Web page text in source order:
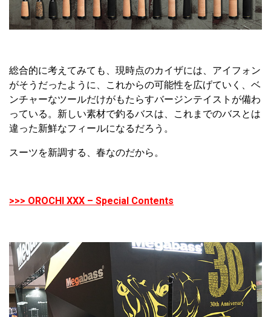
総合的に考えてみても、現時点のカイザには、アイフォン
がそうだったように、これからの可能性を広げていく、ベ
ンチャーなツールだけがもたらすバージンテイストが備わ
っている。新しい素材で釣るバスは、これまでのバスとは
違った新鮮なフィールになるだろう。
スーツを新調する、春なのだから。
>>> OROCHI XXX – Special Contents